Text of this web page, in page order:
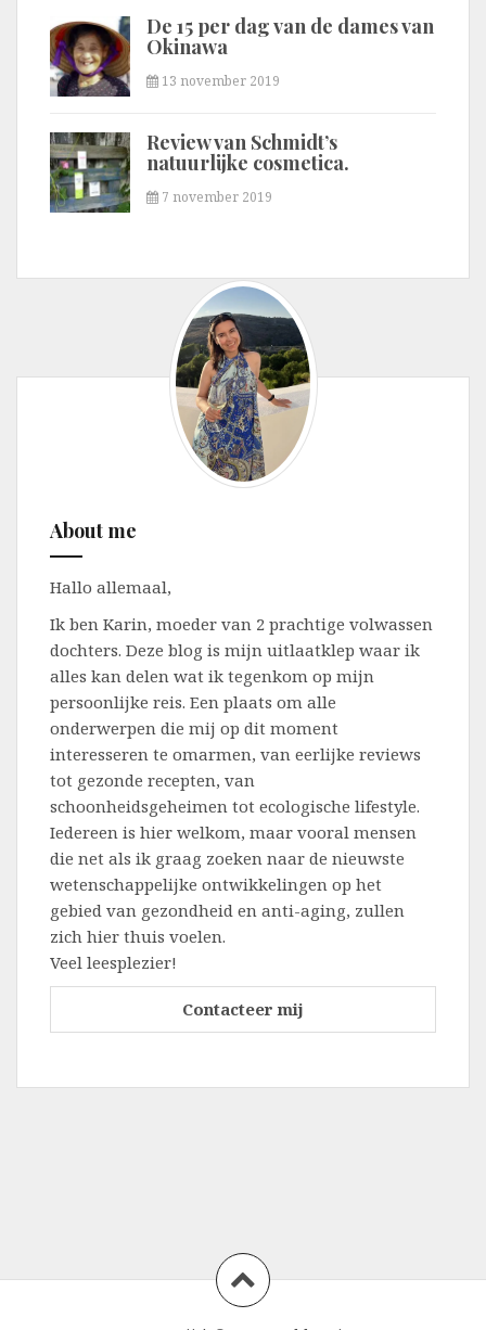
De 15 per dag van de dames van
Okinawa
13 november 2019
Review van Schmidt’s
natuurlijke cosmetica.
7 november 2019
About me
Hallo allemaal,
Ik ben Karin, moeder van 2 prachtige volwassen
dochters. Deze blog is mijn uitlaatklep waar ik
alles kan delen wat ik tegenkom op mijn
persoonlijke reis. Een plaats om alle
onderwerpen die mij op dit moment
interesseren te omarmen, van eerlijke reviews
tot gezonde recepten, van
schoonheidsgeheimen tot ecologische lifestyle.
Iedereen is hier welkom, maar vooral mensen
die net als ik graag zoeken naar de nieuwste
wetenschappelijke ontwikkelingen op het
gebied van gezondheid en anti-aging, zullen
zich hier thuis voelen.
Veel leesplezier!
Contacteer mij